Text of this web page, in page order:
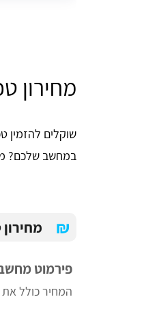
מחירון
שוקלים להזמין
במחשב שלכם?
₪
פירמוט
המחיר כולל